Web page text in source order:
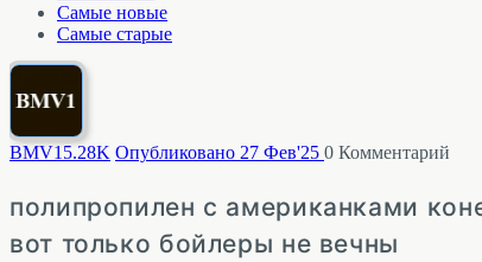
Самые новые
Самые старые
BMV1 5.28K Опубликовано 27 Фев'25 0 Комментарий
полипропилен с американками
вот только бойлеры не вечны